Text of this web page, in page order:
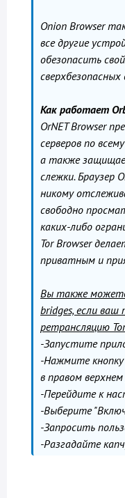
Onion Browser
все другие
обезопасить
сверхбезопасных
Как работает
OrNET Browser
серверов по
а также
слежки. Браузер
никому
свободно
каких-либо
Tor Browser
приватным и
Вы также
bridges, если ваш
ретрансляцию
-Запустите
-Нажмите кнопку
в правом верхнем
-Перейдите к
-Выберите
-Запросить
-Разгадайте